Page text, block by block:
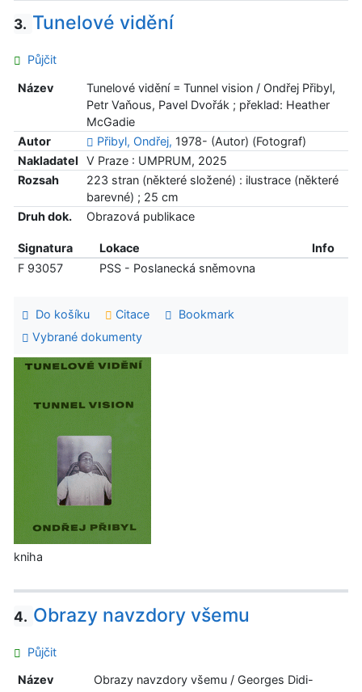
3. Tunelové vidění
Půjčit
Název
Tunelové vidění = Tunnel vision / Ondřej Přibyl,
Petr Vaňous, Pavel Dvořák ; překlad: Heather
McGadie
Autor
Přibyl, Ondřej, 1978- (Autor) (Fotograf)
Nakladatel
V Praze : UMPRUM, 2025
Rozsah
223 stran (některé složené) : ilustrace (některé
barevné) ; 25 cm
Druh dok.
Obrazová publikace
Signatura Lokace
Info
F 93057
PSS - Poslanecká sněmovna
Do košíku Citace
Bookmark
Vybrané dokumenty
kniha
4. Obrazy navzdory všemu
Půjčit
Název
Obrazy navzdory všemu / Georges Didi-